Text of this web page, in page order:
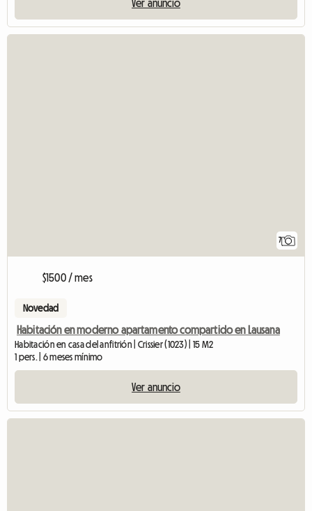
Ver anuncio
7
$1500 / mes
Novedad
Habitación en moderno apartamento compartido en Lausana
Habitación en casa del anfitrión | Crissier (1023) | 15 M2
1 pers. | 6 meses mínimo
Ver anuncio